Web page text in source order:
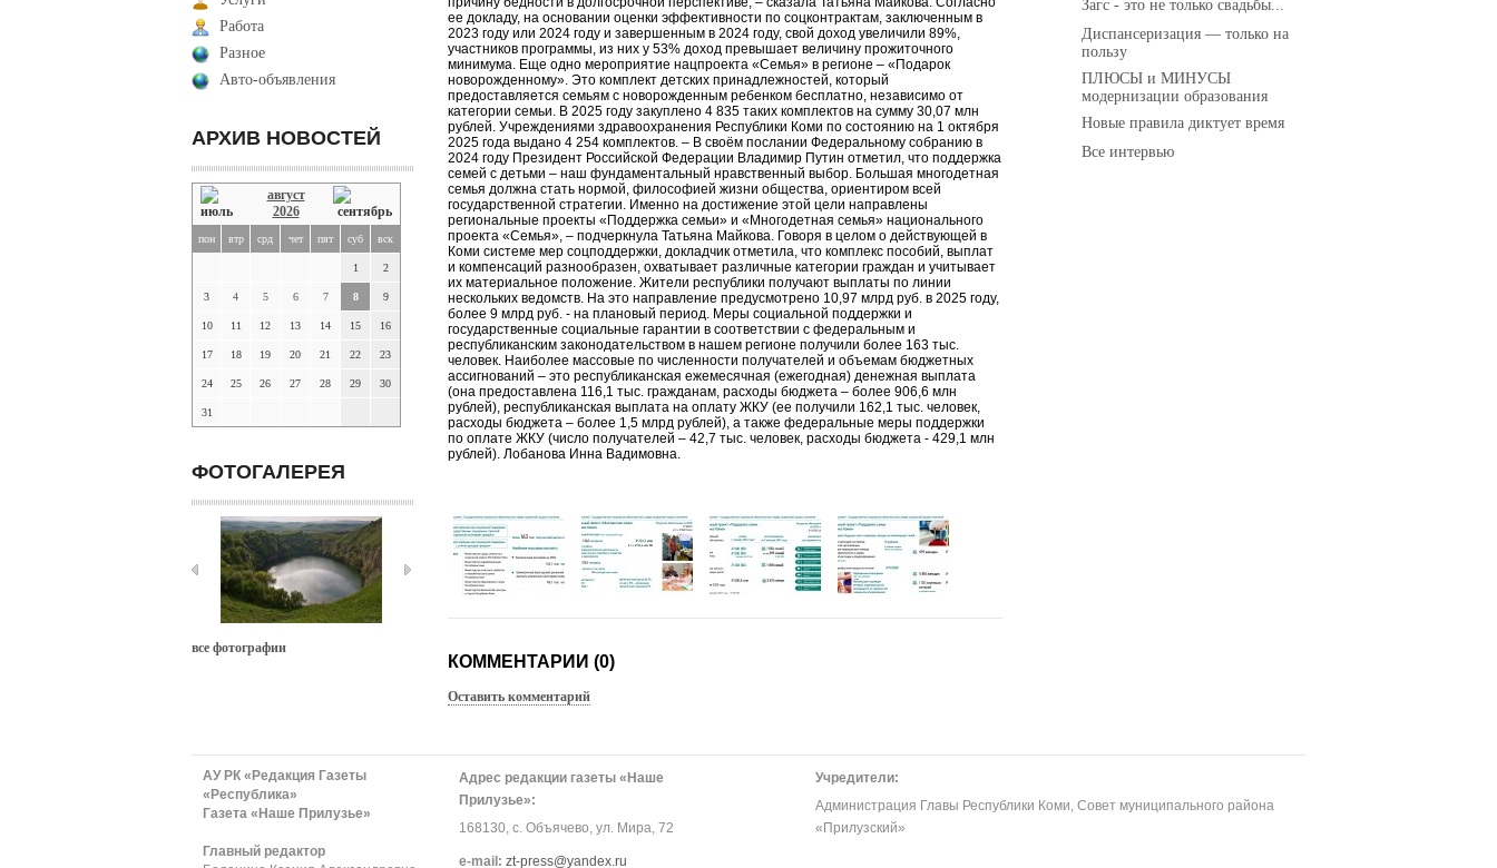
Работа
Разное
Авто-объявления
АРХИВ НОВОСТЕЙ
август
2026
пон втр срд чет пят суб вск
1 2
3 4 5 6 7 8 9
10 11 12 13 14 15 16
17 18 19 20 21 22 23
24 25 26 27 28 29 30
31
ФОТОГАЛЕРЕЯ
все фотографии
ее докладу, на основании оценки эффективности по соцконтрактам, заключенным в
2023 году или 2024 году и завершенным в 2024 году, свой доход увеличили 89%,
участников программы, из них у 53% доход превышает величину прожиточного
минимума. Еще одно мероприятие нацпроекта «Семья» в регионе – «Подарок
новорожденному». Это комплект детских принадлежностей, который
предоставляется семьям с новорожденным ребенком бесплатно, независимо от
категории семьи. В 2025 году закуплено 4 835 таких комплектов на сумму 30,07 млн
рублей. Учреждениями здравоохранения Республики Коми по состоянию на 1 октября
2025 года выдано 4 254 комплектов. – В своём послании Федеральному собранию в
2024 году Президент Российской Федерации Владимир Путин отметил, что поддержка
семей с детьми – наш фундаментальный нравственный выбор. Большая многодетная
семья должна стать нормой, философией жизни общества, ориентиром всей
государственной стратегии. Именно на достижение этой цели направлены
региональные проекты «Поддержка семьи» и «Многодетная семья» национального
проекта «Семья», – подчеркнула Татьяна Майкова. Говоря в целом о действующей в
Коми системе мер соцподдержки, докладчик отметила, что комплекс пособий, выплат
и компенсаций разнообразен, охватывает различные категории граждан и учитывает
их материальное положение. Жители республики получают выплаты по линии
нескольких ведомств. На это направление предусмотрено 10,97 млрд руб. в 2025 году,
более 9 млрд руб. - на плановый период. Меры социальной поддержки и
государственные социальные гарантии в соответствии с федеральным и
республиканским законодательством в нашем регионе получили более 163 тыс.
человек. Наиболее массовые по численности получателей и объемам бюджетных
ассигнований – это республиканская ежемесячная (ежегодная) денежная выплата
(она предоставлена 116,1 тыс. гражданам, расходы бюджета – более 906,6 млн
рублей), республиканская выплата на оплату ЖКУ (ее получили 162,1 тыс. человек,
расходы бюджета – более 1,5 млрд рублей), а также федеральные меры поддержки
по оплате ЖКУ (число получателей – 42,7 тыс. человек, расходы бюджета - 429,1 млн
рублей). Лобанова Инна Вадимовна.
КОММЕНТАРИИ (0)
Оставить комментарий
Загс - это не только свадьбы...
Диспансеризация — только на
пользу
ПЛЮСЫ и МИНУСЫ
модернизации образования
Новые правила диктует время
Все интервью
АУ РК «Редакция Газеты
«Республика»
Газета «Наше Прилузье»
Главный редактор
Адрес редакции газеты «Наше
Прилузье»:
168130, с. Объячево, ул. Мира, 72
е-mail: zt-press@yandex.ru
Учредители:
Администрация Главы Республики Коми, Совет муниципального района
«Прилузский»